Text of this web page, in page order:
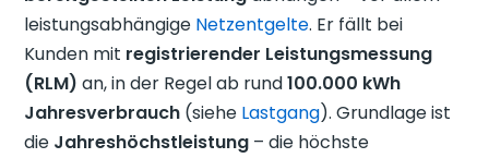
leistungsabhängige Netzentgelte. Er fällt bei
Kunden mit registrierender Leistungsmessung
(RLM) an, in der Regel ab rund100.000 kWh
Jahresverbrauch (siehe Lastgang). Grundlage ist
die Jahreshöchstleistung – die höchste